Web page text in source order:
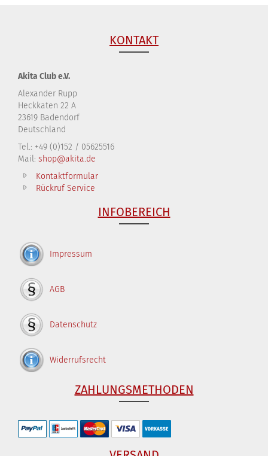
KONTAKT
Akita Club e.V.
Alexander Rupp
Heckkaten 22 A
23619 Badendorf
Deutschland
Tel.: +49 (0)152 / 05625516
Mail: shop@akita.de
Kontaktformular
Rückruf Service
INFOBEREICH
Impressum
AGB
Datenschutz
Widerrufsrecht
ZAHLUNGSMETHODEN